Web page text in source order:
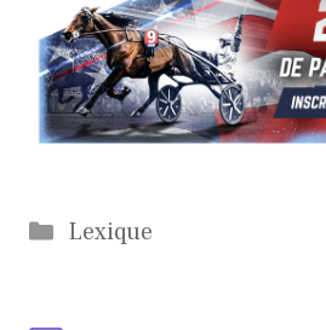
Catégories
Lexique